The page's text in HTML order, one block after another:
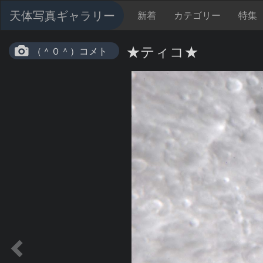
天体写真ギャラリー 新着 カテゴリー 特集
（＾０＾）コメト ★ティコ★